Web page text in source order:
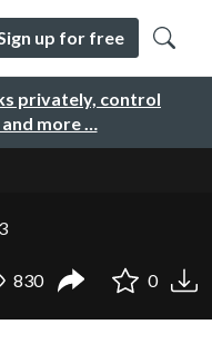
privately, control
more …
up for free
830 0